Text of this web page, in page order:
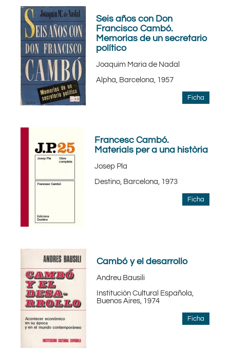
Seis años con Don
Francisco Cambó.
Memorias de un secretario
político
Joaquim Maria de Nadal
Alpha, Barcelona, 1957
Ficha
Francesc Cambó.
Materials per a una història
Josep Pla
Destino, Barcelona, 1973
Ficha
Cambó y el desarrollo
Andreu Bausili
Institución Cultural Española,
Buenos Aires, 1974
Ficha